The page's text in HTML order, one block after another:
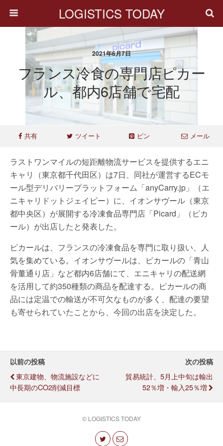
LOGISTICS TODAY
2021年6月7日
フランス冷食の専門店ピカー
ル、都内6店舗で宅配
共有 ツイート ピン メール
ラストワンマイルの短距離物流サービスを提供するエニ
キャリ（東京都千代田区）は7日、同社が運営するECモ
ール型デリバリープラットフォーム「anyCarry.jp」（エ
ニキャリドットジェイピー）に、イオンサヴール（東京
都中央区）が展開する冷凍食品専門店「Picard」（ピカ
ール）が出店したと発表した。
ピカールは、フランスの冷凍食品を専門に取り扱い、人
気を集めている。イオンサヴールは、ピカールの「青山
骨董通り店」など都内6店舗にて、エニキャリの配送網
を活用して約350種類の商品を配達する。ピカールの商
品には定温での輸送が不可欠なものが多く、配達の要望
も寄せられていたことから、今回の出店を決定した。
以前の投稿
東京建物、物流施設などに
中長期のCO2削減目標
次の投稿
貿易統計、5月上中旬は輸出
52％増・輸入25％増
© LOGISTICS TODAY